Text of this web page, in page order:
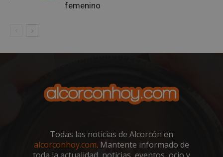
femenino
Todas las noticias de Alcorcón en
alcorconhoy.com. Mantente informado de
sp_landing
Spotify Inc.